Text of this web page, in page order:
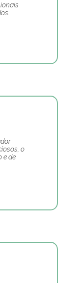
o
e de